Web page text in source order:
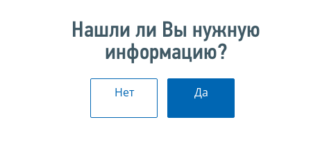
Нашли ли Вы нужную
информацию?
Нет Да